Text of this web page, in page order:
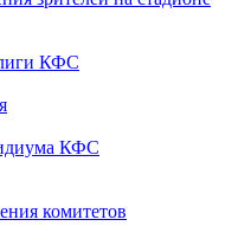
КФС
КФС
комитетов